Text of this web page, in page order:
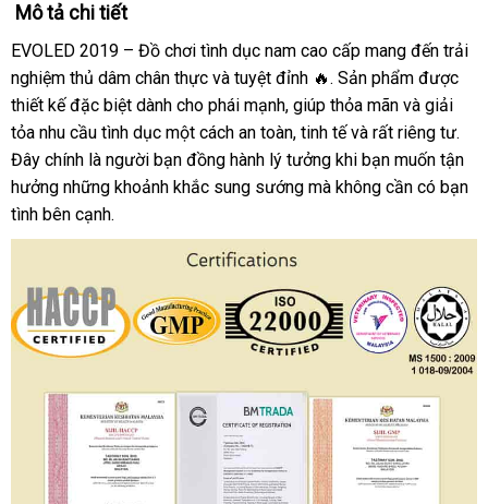
Mô tả chi tiết
EVOLED 2019 – Đồ chơi tình dục nam cao cấp mang đến trải
nghiệm thủ dâm chân thực và tuyệt đỉnh 🔥. Sản phẩm được
thiết kế đặc biệt dành cho phái mạnh, giúp thỏa mãn và giải
tỏa nhu cầu tình dục một cách an toàn, tinh tế và rất riêng tư.
Đây chính là người bạn đồng hành lý tưởng khi bạn muốn tận
hưởng những khoảnh khắc sung sướng mà không cần có bạn
tình bên cạnh.